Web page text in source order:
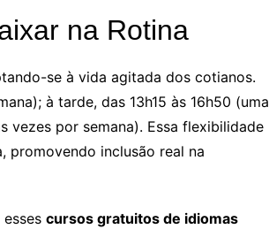
na Rotina
se à vida agitada dos cotianos.
à tarde, das 13h15 às 16h50 (uma
vezes por semana). Essa flexibilidade
promovendo inclusão real na
cursos gratuitos de idiomas